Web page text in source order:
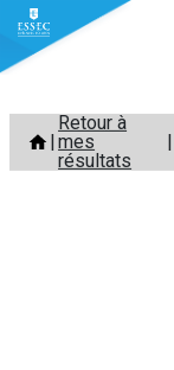
Aller
contenu
Retour à
mes
résultats